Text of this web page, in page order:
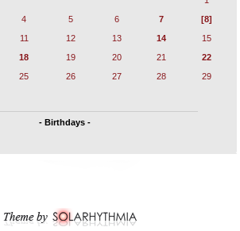
4 5 6 7
[8]
11 12 13 14
15
18 19 20 21
22
25 26 27 28
29
- Birthdays -